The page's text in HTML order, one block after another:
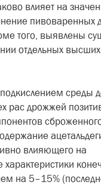
влияет на
пивоваренных
того, выявлены
отдельных
среды
рас дрожжей
влияющего на
характеристики
на 5–15%